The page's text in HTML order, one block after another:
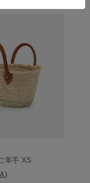
革手 XS
)